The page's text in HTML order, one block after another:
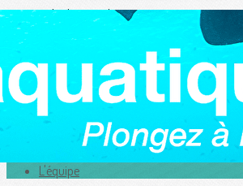
Exporter les lignes sélectionnées
Exporter toutes les colonnes
Exporter uniquement les colonnes affichées
Menu
L'équipe